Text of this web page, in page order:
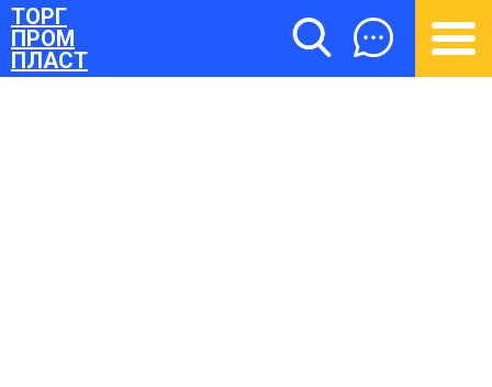
ТОРГ
ПРОМ
ПЛАСТ